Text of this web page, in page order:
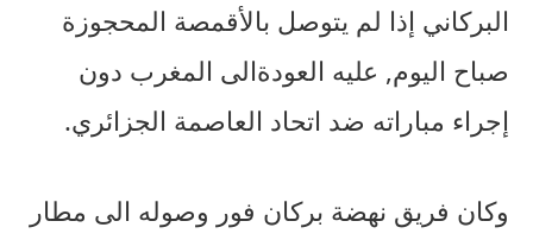
البركاني إذا لم يتوصل بالأقمصة المحجوزة
صباح اليوم, عليه العودةالى المغرب دون
إجراء مباراته ضد اتحاد العاصمة الجزائري.
وكان فريق نهضة بركان فور وصوله الى مطار